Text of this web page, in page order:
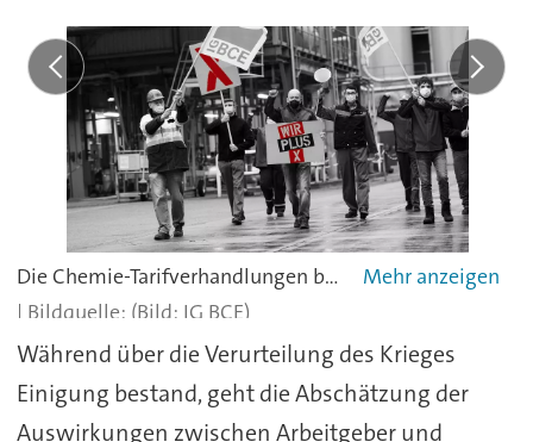
Die Chemie-Tarifverhandlungen betreffen deutschlandweit rund 580.000 Beschäftigte in der chemisch-pharmazeutischen Industrie. Die Gespräche zwischen der Gewerkschaft und den Arbeitgebern sind am 2. März zunächst auf regionaler Ebene gestartet, am 21. März wird in Hannover erstmals auf Bundesebene verhandelt.
(Bild: IG BCE)
Während über die Verurteilung des Krieges
Einigung bestand, geht die Abschätzung der
Auswirkungen zwischen Arbeitgeber und